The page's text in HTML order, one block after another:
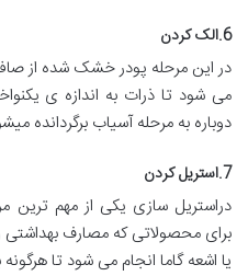
6.الک کردن
در این مرحله پودر خشک شده از
می شود تا ذرات به اندازه ی
دوباره به مرحله آسیاب برگردانده
7.استریل کردن
دراستریل سازی یکی از مهم
برای محصولاتی که مصارف بهداشتی و
یا اشعه گاما انجام می شود تا